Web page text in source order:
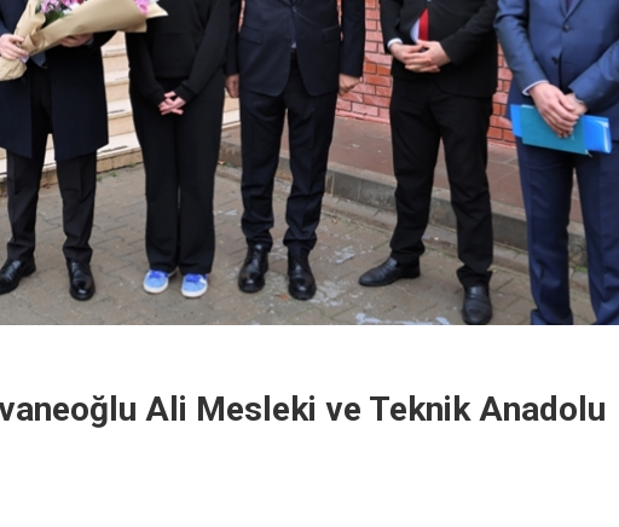
Ali Mesleki ve Teknik Anadolu